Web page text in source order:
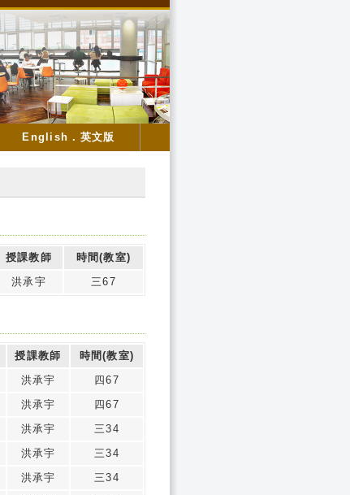
English．英文版
授課教師
時間(教室)
洪承宇 三67
授課教師
時間(教室)
洪承宇
四67
洪承宇
四67
洪承宇
三34
洪承宇
三34
洪承宇
三34